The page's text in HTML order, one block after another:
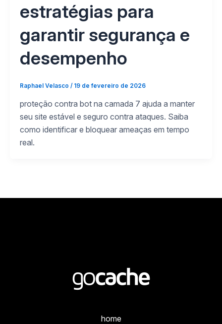
estratégias para
garantir segurança e
desempenho
Raphael Velasco / 19 de fevereiro de 2026
proteção contra bot na camada 7 ajuda a manter
seu site estável e seguro contra ataques. Saiba
como identificar e bloquear ameaças em tempo
real.
home